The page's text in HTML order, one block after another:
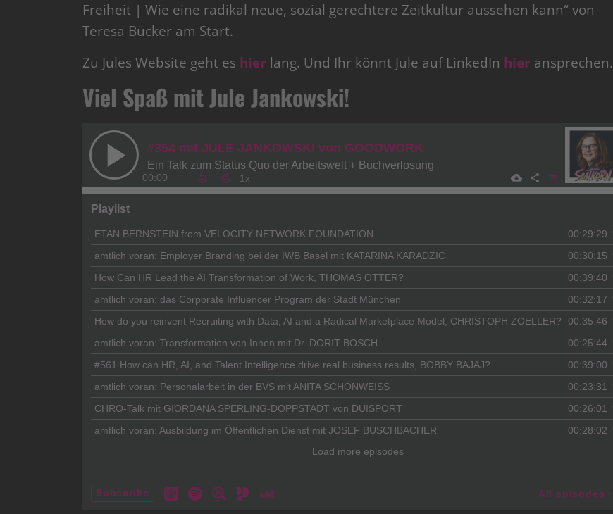
Freiheit | Wie eine radikal neue, sozial gerechtere Zeitkultur aussehen kann“ von
Teresa Bücker am Start.
Zu Jules Website geht es hier lang. Und Ihr könnt Jule auf LinkedIn hier ansprechen.
Viel Spaß mit Jule Jankowski!